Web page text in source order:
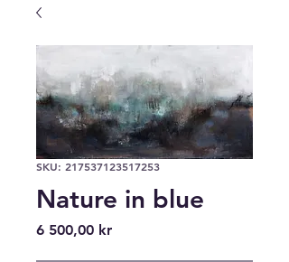
SKU: 217537123517253
Nature in blue
6 500,00 krPris